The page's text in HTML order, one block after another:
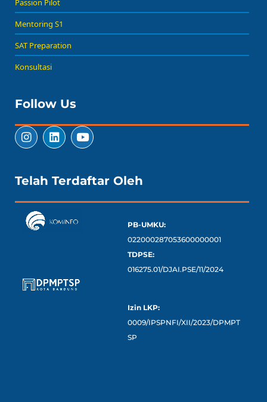
Mentoring S1
SAT Preparation
Konsultasi
Follow Us
Telah Terdaftar Oleh
PB-UMKU:
022000287053600000001
TDPSE:
016275.01/DJAI.PSE/11/2024
Izin LKP:
0009/IPSPNFI/XII/2023/DPMPT
SP